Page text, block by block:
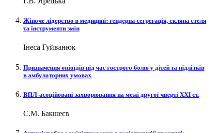
Жіноче лідерство в медицині: гендерна сегрегація, скляна стеля
та інструменти змін
Інеса Гуйванюк
Призначення опіоїдів під час гострого болю у дітей та підлітків
в амбулаторних умовах
ВПЛ-асоційовані захворювання на межі другої чверті XXI ст.
С.М. Бакшеєв